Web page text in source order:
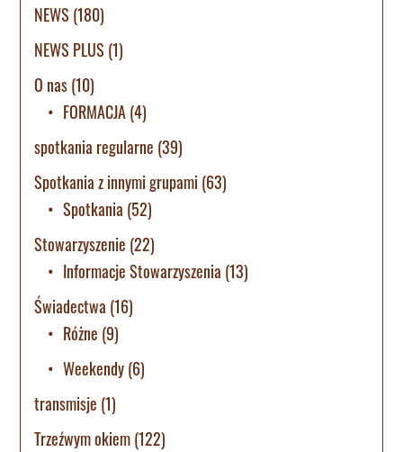
NEWS (180)
NEWS PLUS (1)
O nas(10)
FORMACJA(4)
spotkania regularne (39)
Spotkania z innymi grupami (63)
Spotkania (52)
Stowarzyszenie (22)
Informacje Stowarzyszenia (13)
Świadectwa (16)
Różne (9)
Weekendy(6)
transmisje (1)
Trzeźwym okiem(122)